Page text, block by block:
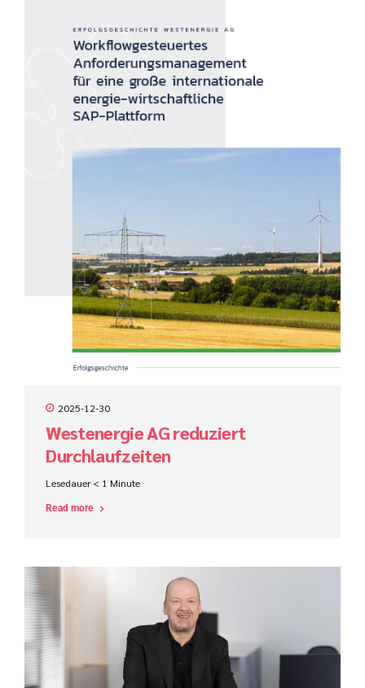
2025-12-30
Westenergie AG reduziert
Durchlaufzeiten
Lesedauer < 1 Minute
Read more